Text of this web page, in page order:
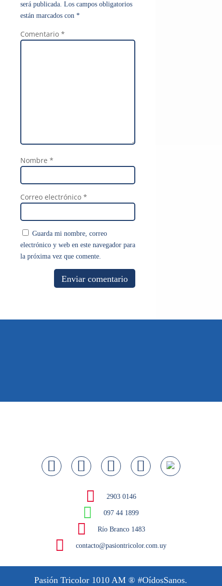
será publicada. Los campos obligatorios
están marcados con *
Comentario *
Nombre *
Correo electrónico *
Guarda mi nombre, correo
electrónico y web en este navegador para
la próxima vez que comente.
2903 0146
097 44 1899
Río Branco 1483
contacto@pasiontricolor.com.uy
Pasión Tricolor 1010 AM ® #OídosSanos.